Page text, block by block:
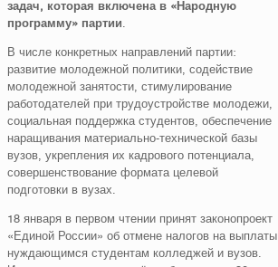
задач, которая включена в «Народную
программу» партии.
В числе конкретных направлений партии:
развитие молодежной политики, содействие
молодежной занятости, стимулирование
работодателей при трудоустройстве молодежи,
социальная поддержка студентов, обеспечение
наращивания материально-технической базы
вузов, укрепления их кадрового потенциала,
совершенствование формата целевой
подготовки в вузах.
18 января в первом чтении принят законопроект
«Единой России» об отмене налогов на выплаты
нуждающимся студентам колледжей и вузов.